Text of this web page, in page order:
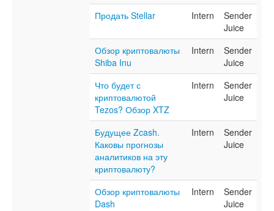
Продать Stellar
Intern
Sender
Juice
Обзор криптовалюты
Shiba Inu
Intern
Sender
Juice
Что будет с
криптовалютой
Tezos? Обзор XTZ
Intern
Sender
Juice
Будущее Zcash.
Каковы прогнозы
аналитиков на эту
криптовалюту?
Intern
Sender
Juice
Обзор криптовалюты
Dash
Intern
Sender
Juice